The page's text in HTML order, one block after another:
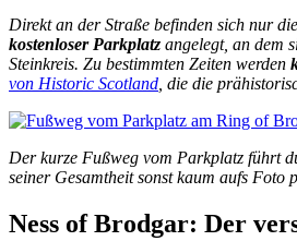
Direkt an der Straße befinden sich nur
kostenloser Parkplatz angelegt, an dem
Steinkreis. Zu bestimmten Zeiten werden
von Historic Scotland , die die
Der kurze Fußweg vom Parkplatz führt
seiner Gesamtheit sonst kaum aufs Foto
Ness of Brodgar: Der